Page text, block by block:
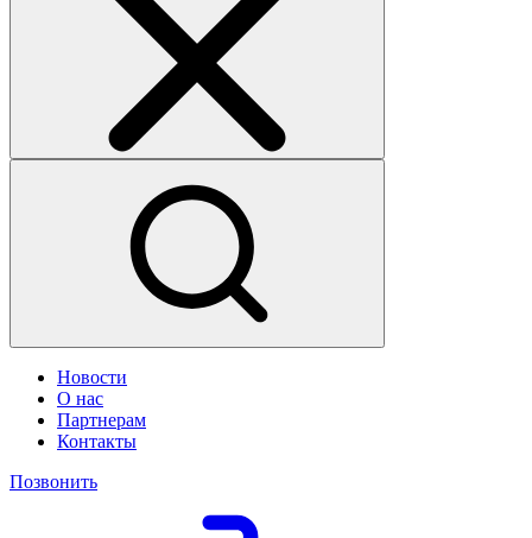
Новости
О нас
Партнерам
Контакты
Позвонить